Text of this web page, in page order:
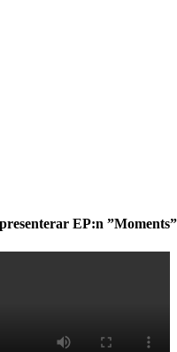
EP:n ”Moments”